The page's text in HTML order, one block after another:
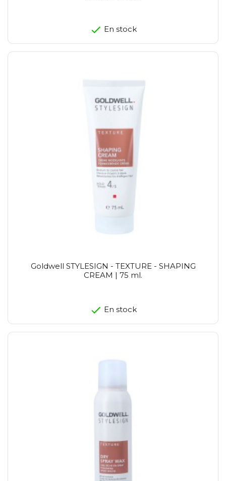
En stock
Goldwell STYLESIGN - TEXTURE - SHAPING
CREAM | 75 ml.
En stock